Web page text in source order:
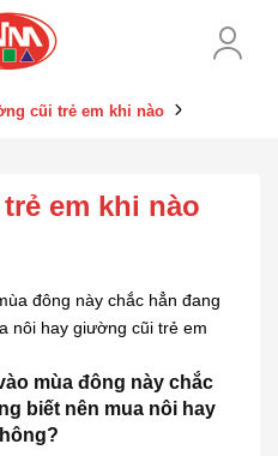
cũi trẻ em khi nào
em khi nào
đông này chắc hẳn đang
nôi hay giường cũi trẻ em
mùa đông này chắc
biết nên mua nôi hay